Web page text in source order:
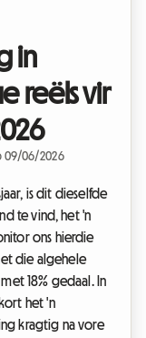
in
reëls vir
09/06/2026
is dit dieselfde
te vind, het 'n
ons hierdie
die algehele
18% gedaal. In
het 'n
kragtig na vore